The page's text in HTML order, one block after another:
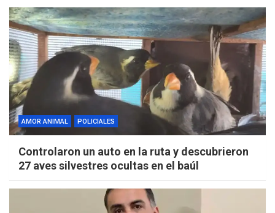
AMOR ANIMAL POLICIALES
Controlaron un auto en la ruta y descubrieron
27 aves silvestres ocultas en el baúl